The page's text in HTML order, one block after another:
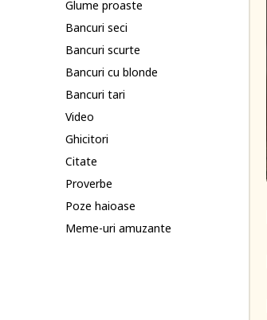
Glume proaste
Bancuri seci
Bancuri scurte
Bancuri cu blonde
Bancuri tari
Video
Ghicitori
Citate
Proverbe
Poze haioase
Meme-uri amuzante